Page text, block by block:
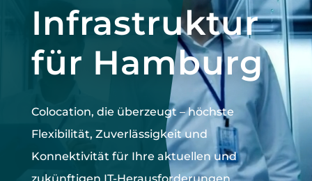
Infrastruktur
für Hamburg
Colocation, die überzeugt –höchste
Flexibilität, Zuverlässigkeit und
Konnektivität für Ihre aktuellen und